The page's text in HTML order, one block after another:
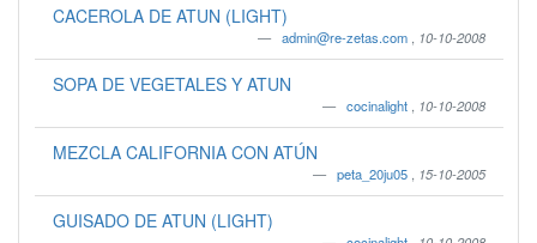
CACEROLA DE ATUN (LIGHT)
admin@re-zetas.com 10-10-2008
SOPA DE VEGETALES Y ATUN
cocinalight 10-10-2008
MEZCLA CALIFORNIA CON ATÚN
peta_20ju05 15-10-2005
GUISADO DE ATUN (LIGHT)